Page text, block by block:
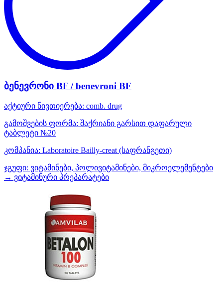
ბენევრონი BF / benevroni BF
აქტიური ნივთიერება: comb. drug
გამოშვების ფორმა: შაქრიანი გარსით დაფარული
ტაბლეტი №20
კომპანია: Laboratoire Bailly-creat (საფრანგეთი)
ჯგუფი: ვიტამინები, პოლივიტამინები, მიკროელემენტები
→ ვიტამინური პრეპარატები